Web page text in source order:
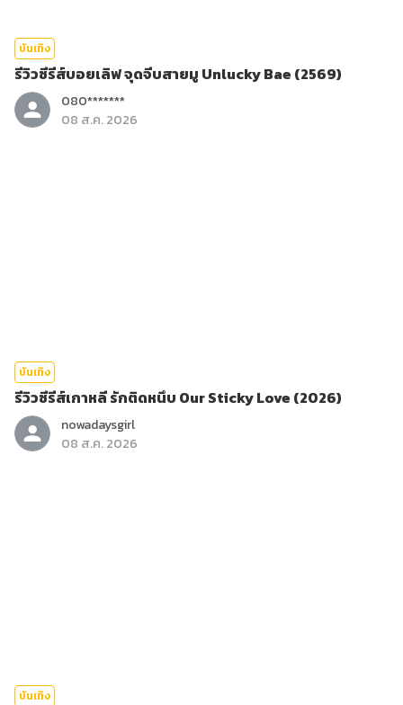
บันเทิง
รีวิวซีรีส์บอยเลิฟ จุดจีบสายมู Unlucky Bae (2569)
080*******
08 ส.ค. 2026
บันเทิง
รีวิวซีรีส์เกาหลี รักติดหนึบ Our Sticky Love (2026)
nowadaysgirl
08 ส.ค. 2026
บันเทิง